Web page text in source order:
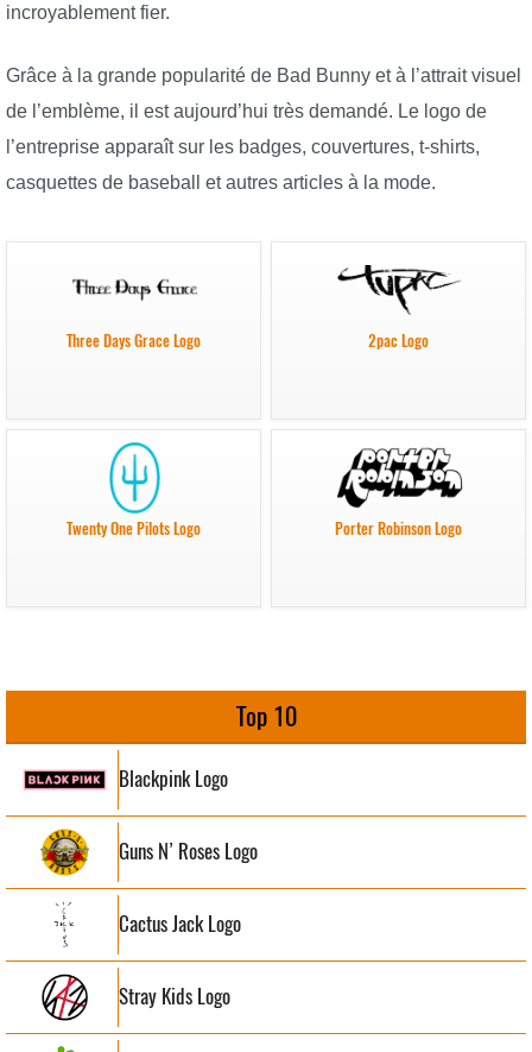
incroyablement fier.
Grâce à la grande popularité de Bad Bunny et à l’attrait visuel
de l’emblème, il est aujourd’hui très demandé. Le logo de
l’entreprise apparaît sur les badges, couvertures, t-shirts,
casquettes de baseball et autres articles à la mode.
Three Days Grace Logo 2pac Logo
Twenty One Pilots Logo Porter Robinson Logo
Top 10
Blackpink Logo
Guns N’ Roses Logo
Cactus Jack Logo
Stray Kids Logo